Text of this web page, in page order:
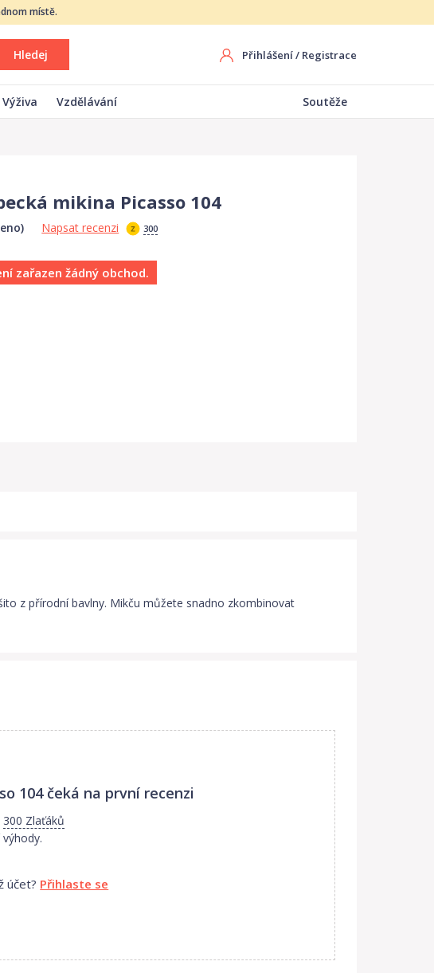
místě.
Hledej Přihlášení/ Registrace
Výživa Vzdělávání Soutěže
mikina Picasso 104
Napsat recenzi 300
zařazen žádný obchod.
z přírodní bavlny. Mikču můžete snadno zkombinovat
104 čeká na první recenzi
300 Zlaťáků
účet? Přihlaste se